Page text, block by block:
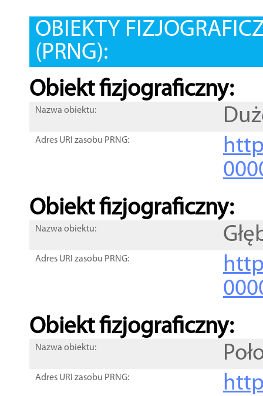
OBIEKTY
(PRNG):
Obiekt fizjograficzny:
Nazwa obiektu:
Adres URI zasobu PRNG:
Obiekt fizjograficzny:
Nazwa obiektu:
Adres URI zasobu PRNG:
Obiekt fizjograficzny:
Nazwa obiektu:
Adres URI zasobu PRNG: